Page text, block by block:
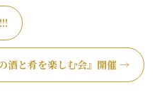
酒と肴を楽しむ会』開催 →